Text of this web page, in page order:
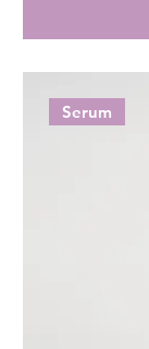
Serum